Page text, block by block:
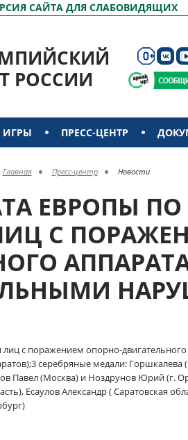
САЙТА ДЛЯ СЛАБОВИДЯЩИХ
РОССИИ
ИГРЫ ПРЕСС-ЦЕНТР
Главная Пресс-центр Новости
ЕВРОПЫ
С
с поражением опорно-
серебряные медали: Горшкалева
Павел (Москва) и Ноздрунов Юрий (г.
Есаулов Александр ( Саратовская